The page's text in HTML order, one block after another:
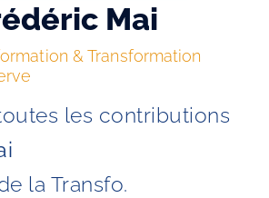
Mai
& Transformation
les contributions
la Transfo.